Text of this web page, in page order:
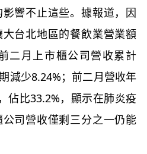
響不止這些。據報道，因
台北地區的餐飲業營業額
二月上市櫃公司營收累計
減少8.24%；前二月營收年
佔比33.2%，顯示在肺炎疫
司營收僅剩三分之一仍能